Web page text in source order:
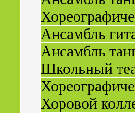
Ансамбль
Ансамбль
Школьный
Хоровой